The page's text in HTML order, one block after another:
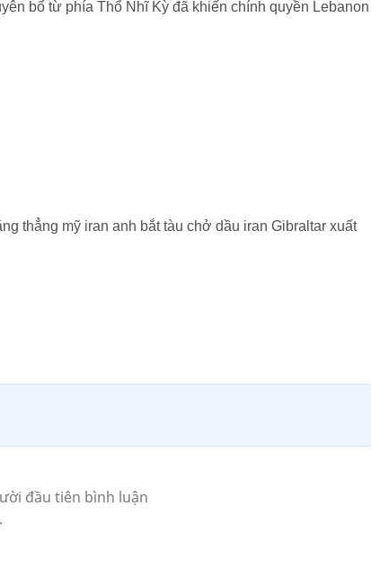
bố từ phía Thổ Nhĩ Kỳ đã khiến chính quyền Lebanon
thẳng mỹ iran anh bắt tàu chở dầu iran Gibraltar xuất